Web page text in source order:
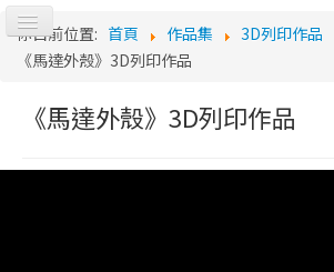
切
換
導
Log
你目前位置: 首頁 作品集
3D列印作品
《馬達外殼》3D列印作品
《馬達外殼》3D列印作品